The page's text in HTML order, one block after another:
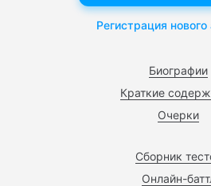
Биографии
Краткие
Очерки
Сборник
Онлайн-
Регистрация нового